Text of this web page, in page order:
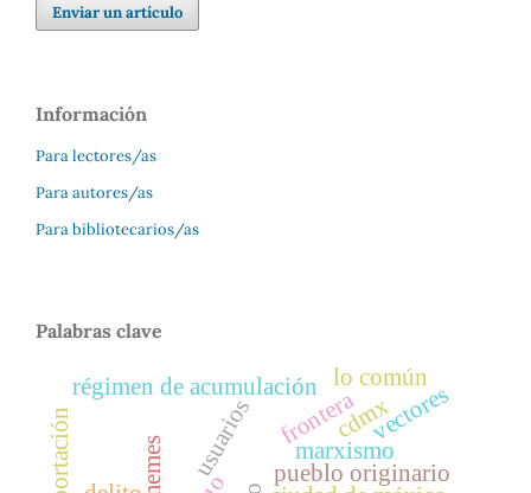
Enviar un artículo
Información
Para lectores/as
Para autores/as
Para bibliotecarios/as
Palabras clave
marxismo
usuarios
memes
cdmx
pueblo originario
vectores
régimen de acumulación
frontera
lo común
deportación